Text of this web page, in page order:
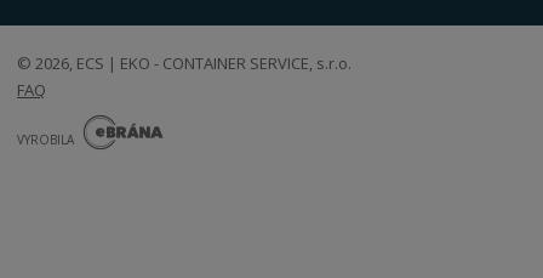
© 2026, ECS | EKO - CONTAINER SERVICE, s.r.o.
FAQ
VYROBILA